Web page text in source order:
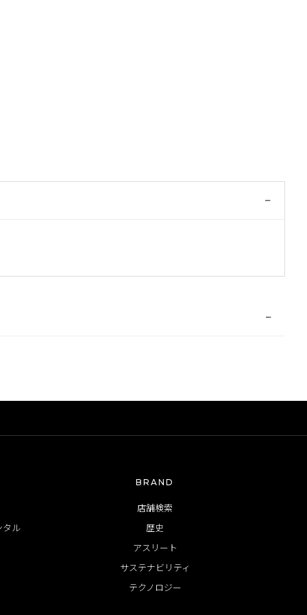
−
−
タル
BRAND
店舗検索
歴史
アスリート
サステナビリティ
テクノロジー